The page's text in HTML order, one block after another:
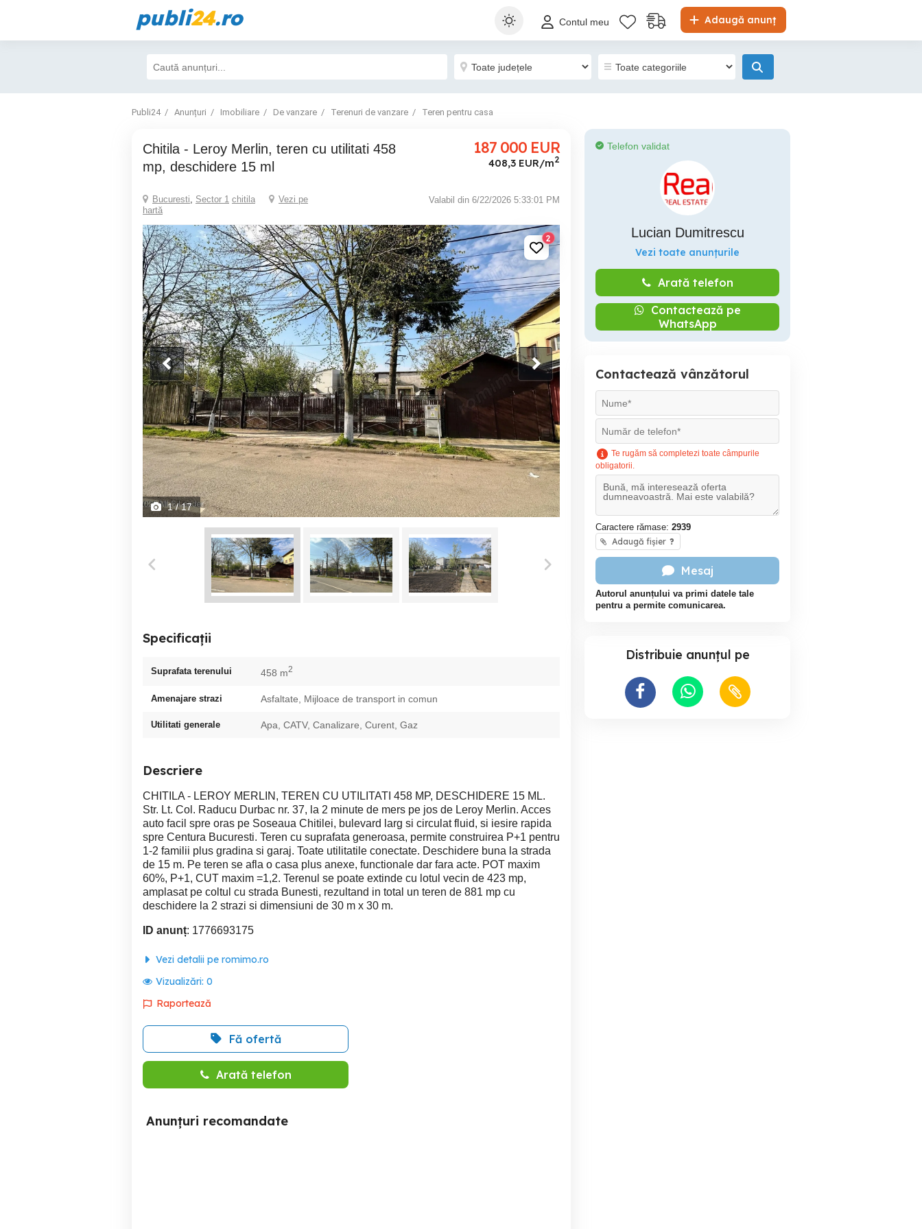
publi24.ro Adaugă anunț
Contul meu
Publi24 Anunțuri Imobiliare De vanzare Terenuri de vanzare Teren pentru casa
Chitila - Leroy Merlin, teren cu utilitati 458
mp, deschidere 15 ml
187 000 EUR
408,3 EUR/m2
Bucuresti, Sector 1 chitila
Vezi pe
hartă
Valabil din 6/22/2026 5:33:01 PM
2
1/ 17
Specificații
Suprafata terenului 458 m2
Amenajare strazi Asfaltate, Mijloace de transport in comun
Utilitati generale Apa, CATV, Canalizare, Curent, Gaz
Descriere
CHITILA - LEROY MERLIN, TEREN CU UTILITATI 458 MP, DESCHIDERE 15 ML.
Str. Lt. Col. Raducu Durbac nr. 37, la 2 minute de mers pe jos de Leroy Merlin. Acces
auto facil spre oras pe Soseaua Chitilei, bulevard larg si circulat fluid, si iesire rapida
spre Centura Bucuresti. Teren cu suprafata generoasa, permite construirea P+1 pentru
1-2 familii plus gradina si garaj. Toate utilitatile conectate. Deschidere buna la strada
de 15 m. Pe teren se afla o casa plus anexe, functionale dar fara acte. POT maxim
60%, P+1, CUT maxim =1,2. Terenul se poate extinde cu lotul vecin de 423 mp,
amplasat pe coltul cu strada Bunesti, rezultand in total un teren de 881 mp cu
deschidere la 2 strazi si dimensiuni de 30 m x 30 m.
ID anunț: 1776693175
Vezi detalii pe romimo.ro
Vizualizări: 0
Raportează
Fă ofertă
Arată telefon
Anunțuri recomandate
Telefon validat
Lucian Dumitrescu
Vezi toate anunțurile
Arată telefon
Contactează pe
WhatsApp
Contactează vânzătorul
Te rugăm să completezi toate câmpurile
obligatorii.
Caractere rămase: 2939
Adaugă fișier ?
Mesaj
Autorul anunțului va primi datele tale
pentru a permite comunicarea.
Distribuie anunțul pe